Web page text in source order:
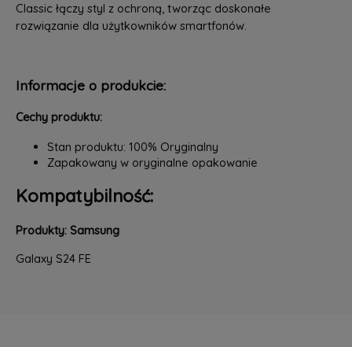
Classic łączy styl z ochroną, tworząc doskonałe
rozwiązanie dla użytkowników smartfonów.
Informacje o produkcie:
Cechy produktu:
Stan produktu: 100% Oryginalny
Zapakowany w oryginalne opakowanie
Kompatybilność:
Produkty: Samsung
Galaxy S24 FE